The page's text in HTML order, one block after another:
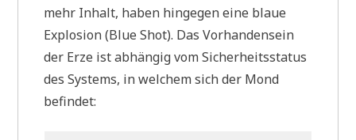
mehr Inhalt, haben hingegen eine blaue
Explosion (Blue Shot). Das Vorhandensein
der Erze ist abhängig vom Sicherheitsstatus
des Systems, in welchem sich der Mond
befindet: